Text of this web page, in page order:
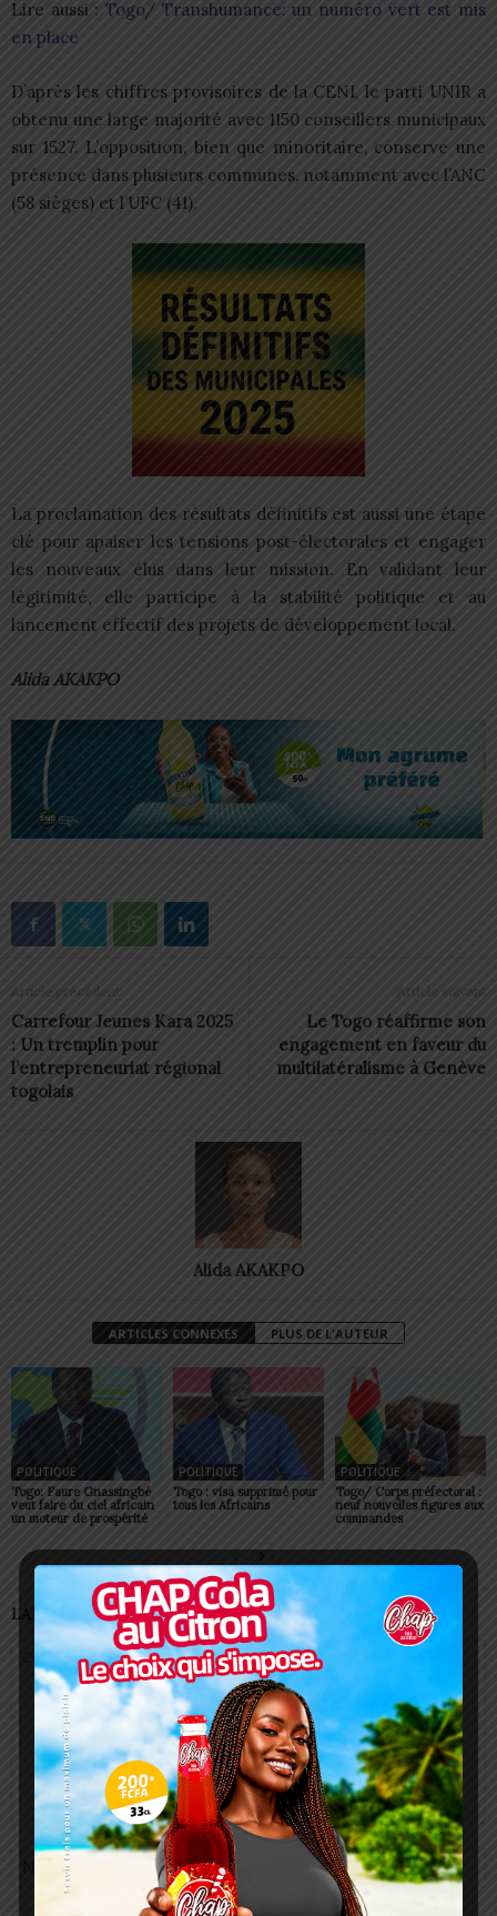
Lire aussi : Togo/ Transhumance: un numéro vert est mis
en place
D’après les chiffres provisoires de la CENI, le parti UNIR a
obtenu une large majorité avec 1150 conseillers municipaux
sur 1527. L’opposition, bien que minoritaire, conserve une
présence dans plusieurs communes, notamment avec l’ANC
(58 sièges) et l’UFC (41).
La proclamation des résultats définitifs est aussi une étape
clé pour apaiser les tensions post-électorales et engager
les nouveaux élus dans leur mission. En validant leur
légitimité, elle participe à la stabilité politique et au
lancement effectif des projets de développement local.
Alida AKAKPO
Article précédent
Carrefour Jeunes Kara 2025
: Un tremplin pour
l’entrepreneuriat régional
togolais
Article suivant
Le Togo réaffirme son
engagement en faveur du
multilatéralisme à Genève
Alida AKAKPO
ARTICLES CONNEXES PLUS DE L'AUTEUR
POLITIQUE
Togo: Faure Gnassingbé
veut faire du ciel africain
un moteur de prospérité
POLITIQUE
Togo : visa supprimé pour
tous les Africains
POLITIQUE
Togo/ Corps préfectoral :
neuf nouvelles figures aux
commandes
LAISSER UN COMMENTAIRE